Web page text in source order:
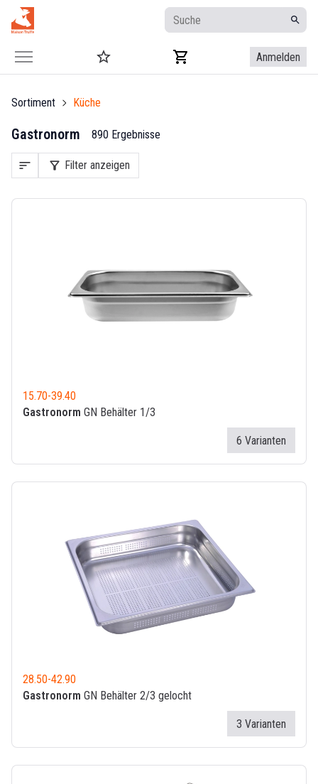
Anmelden
Sortiment Küche
Gastronorm 890 Ergebnisse
sort filter_alt Filter anzeigen
15.70-39.40
Gastronorm GN Behälter 1/3
6 Varianten
28.50-42.90
Gastronorm GN Behälter 2/3 gelocht
3 Varianten